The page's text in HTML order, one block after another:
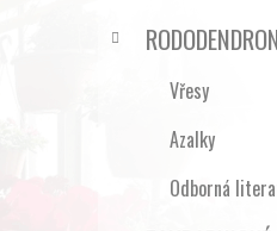
Vřesy
Azalky
Odborná